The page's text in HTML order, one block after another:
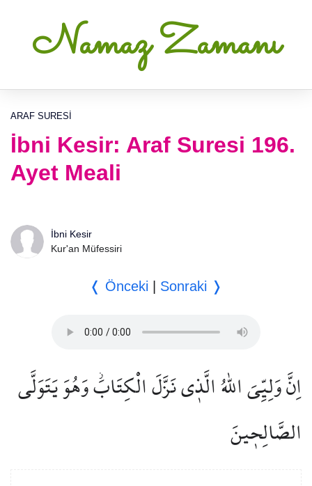
Namaz Zamanı
ARAF SURESI
İbni Kesir: Araf Suresi 196.
Ayet Meali
İbni Kesir
Kur'an Müfessiri
❬ Önceki Sonraki ❭
اِنَّ وَلِيِّيَ اللّٰهُ الَّذ۪ي نَزَّلَ الْكِتَابَۘ وَهُوَ يَتَوَلَّى
الصَّالِح۪ينَ